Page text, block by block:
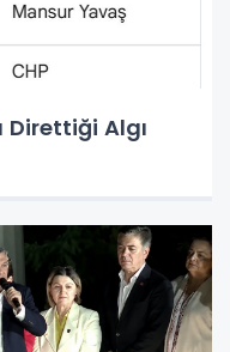
Direttiği Algı